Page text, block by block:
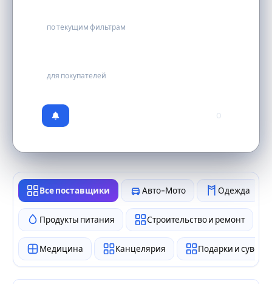
по текущим фильтрам
для покупателей
0
Все поставщики Авто-Мото Одежда
Продукты питания Строительство и ремонт
Медицина Канцелярия Подарки и